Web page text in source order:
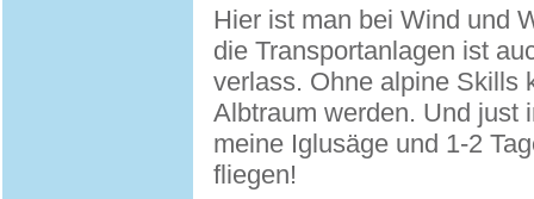
Hier ist man bei Wind und
die Transportanlagen ist
verlass. Ohne alpine Skills
Albtraum werden. Und just
meine Iglusäge und 1-2
fliegen!